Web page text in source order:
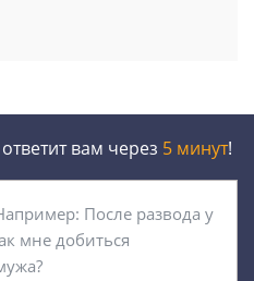
вам через 5 минут!